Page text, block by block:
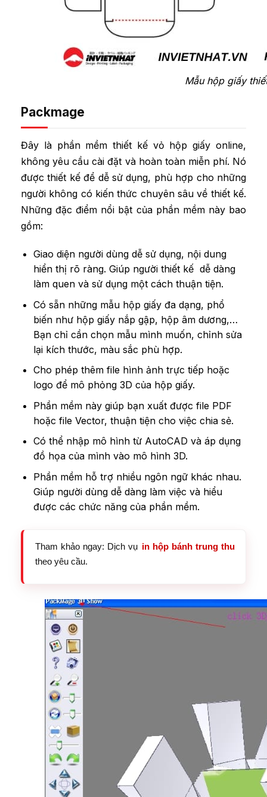
Mẫu hộp giấy
Packmage
Đây là phần mềm thiết kế vỏ hộp giấy online,
không yêu cầu cài đặt và hoàn toàn miễn phí. Nó
được thiết kế để dễ sử dụng, phù hợp cho những
người không có kiến thức chuyên sâu về thiết kế.
Những đặc điểm nổi bật của phần mềm này bao
gồm:
Giao diện người dùng dễ sử dụng, nội dung
hiển thị rõ ràng. Giúp người thiết kế dễ dàng
làm quen và sử dụng một cách thuận tiện.
Có sẵn những mẫu hộp giấy đa dạng, phổ
biến như hộp giấy nắp gập, hộp âm dương,…
Bạn chỉ cần chọn mẫu mình muốn, chỉnh sửa
lại kích thước, màu sắc phù hợp.
Cho phép thêm file hình ảnh trực tiếp hoặc
logo để mô phỏng 3D của hộp giấy.
Phần mềm này giúp bạn xuất được file PDF
hoặc file Vector, thuận tiện cho việc chia sẻ.
Có thể nhập mô hình từ AutoCAD và áp dụng
đồ họa của mình vào mô hình 3D.
Phần mềm hỗ trợ nhiều ngôn ngữ khác nhau.
Giúp người dùng dễ dàng làm việc và hiểu
được các chức năng của phần mềm.
Tham khảo ngay: Dịch vụ in hộp bánh trung thu
theo yêu cầu.